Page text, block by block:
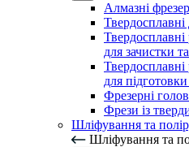
Алмазні
Твердосплавні
Твердосплавні
для зачистки
Твердосплавні
для
Фрезерні
Фрези із
Шліфування та
Шліфування та